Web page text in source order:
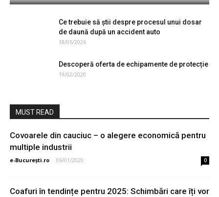
Ce trebuie să știi despre procesul unui dosar
de daună după un accident auto
18/05/2026
Descoperă oferta de echipamente de protecție
19/02/2020
MUST READ
Covoarele din cauciuc – o alegere economică pentru
multiple industrii
e-București.ro - 06/01/2020 0
Coafuri în tendințe pentru 2025: Schimbări care îți vor